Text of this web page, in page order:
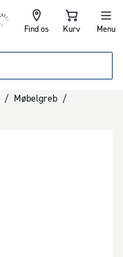
Find os Kurv Menu
/ Møbelgreb /